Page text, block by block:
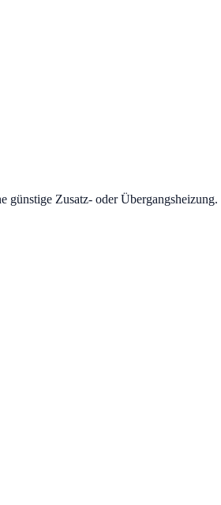
Zusatz- oder Übergangsheizung.